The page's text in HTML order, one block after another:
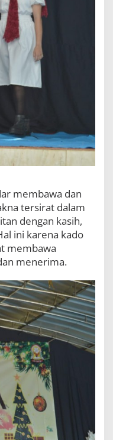
membawa dan
tersirat dalam
dengan kasih,
ini karena kado
membawa
menerima.